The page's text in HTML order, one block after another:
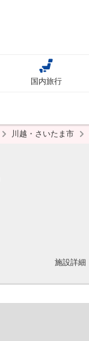
国内旅行
川越・さいたま市
施設詳細